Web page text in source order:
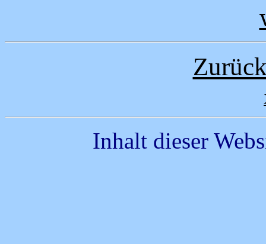
Inhalt dieser